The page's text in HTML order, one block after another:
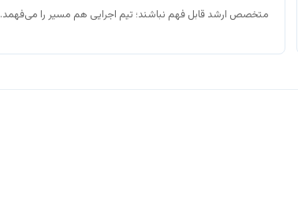
متخصص ارشد قابل فهم نباشند؛ تیم اجرایی هم مسیر را می‌فهمد.